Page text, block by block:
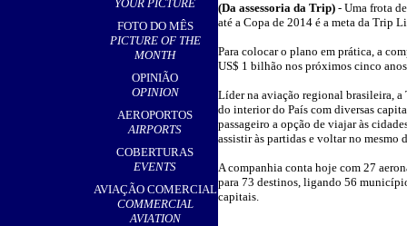
YOUR PICTURE
FOTO DO MÊS
PICTURE OF THE
MONTH
OPINIÃO
OPINION
AEROPORTOS
AIRPORTS
COBERTURAS
EVENTS
AVIAÇÃO COMERCIAL
COMMERCIAL
AVIATION
(Da assessoria da Trip) - Uma frota
até a Copa de 2014 é a meta da Trip
Para colocar o plano em prática, a
US$ 1 bilhão nos próximos cinco
Líder na aviação regional brasileira,
do interior do País com diversas
passageiro a opção de viajar às
assistir às partidas e voltar no mesmo
A companhia conta hoje com 27
para 73 destinos, ligando 56
capitais.